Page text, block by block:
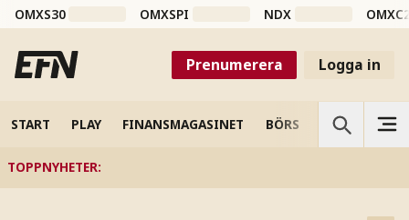
OMXS30 OMXSPI NDX
Prenumerera Logga in
START PLAY FINANSMAGASINET BÖRS VETENSKAP
TOPPNYHETER: